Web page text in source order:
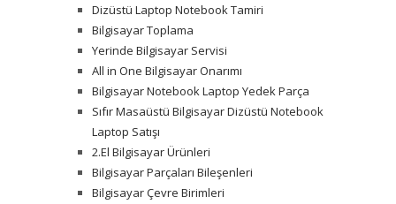
Dizüstü Laptop Notebook Tamiri
Bilgisayar Toplama
Yerinde Bilgisayar Servisi
All in One Bilgisayar Onarımı
Bilgisayar Notebook Laptop Yedek Parça
Sıfır Masaüstü Bilgisayar Dizüstü Notebook
Laptop Satışı
2.El Bilgisayar Ürünleri
Bilgisayar Parçaları Bileşenleri
Bilgisayar Çevre Birimleri